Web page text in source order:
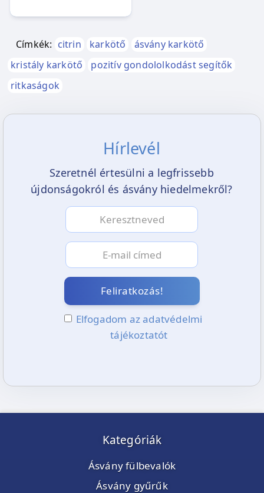
Címkék: citrin karkötő
ásvány karkötő
kristály karkötő
pozitív gondololkodást segítők
ritkaságok
Hírlevél
Szeretnél értesülni a legfrissebb
újdonságokról és ásvány hiedelmekről?
Feliratkozás!
Elfogadom az adatvédelmi
tájékoztatót
Kategóriák
Ásvány fülbevalók
Ásvány gyűrűk